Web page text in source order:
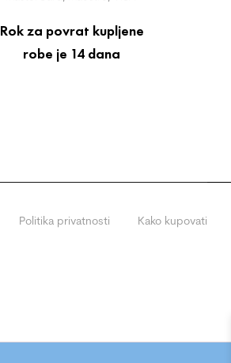
Rok za povrat kupljene
robe je 14 dana
Politika privatnosti Kako kupovati